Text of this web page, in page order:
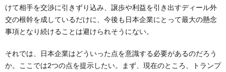
けて相手を交渉に引きずり込み、譲歩や利益を引き出すディール外
交の根幹を成しているだけに、今後も日本企業にとって最大の懸念
事項となり続けることは避けられそうにない。
それでは、日本企業はどういった点を意識する必要があるのだろう
か。ここでは2つの点を提示したい。まず、現在のところ、トランプ